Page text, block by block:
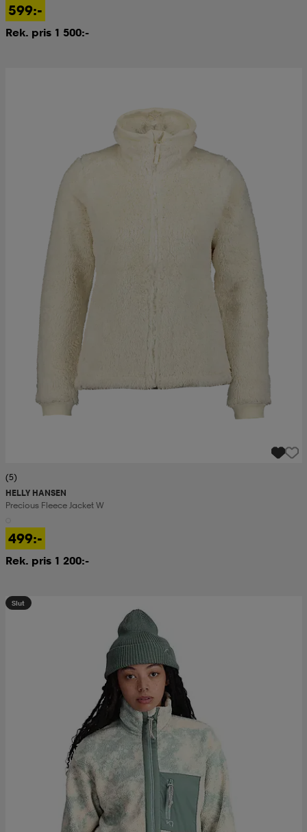
599:-
Rek. pris 1 500:-
(5)
HELLY HANSEN
Precious Fleece Jacket W
499:-
Rek. pris 1 200:-
Slut